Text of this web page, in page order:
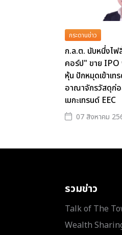
กระดานข่าว
ก.ล.ต. นับหนึ่งไฟ
คอร์ป" ขาย IPO
หุ้น ปักหมุดเข้าเท
อาณาจักรวัสดุก่
เมกะเทรนด์ EEC
07 สิงหาคม
รวมข่าว
Talk of The
Wealth